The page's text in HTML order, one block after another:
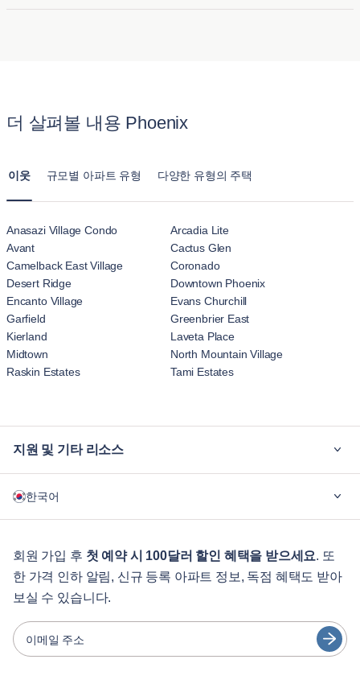
피닉스의 이러한 동네는 다양한 라이프스타일과 편의 시설을
할 수 있습니다.
한 기타 편의시설 근처에 위치한 숙소가 많아 반려동물과 함께
느낌보다는 집과 같은 느낌을 줍니다.
더 살펴볼 내용 Phoenix
이웃 규모별 아파트 유형 다양한 유형의 주택
Anasazi Village Condo
Arcadia Lite
Avant
Cactus Glen
Camelback East Village
Coronado
Desert Ridge
Downtown Phoenix
Encanto Village
Evans Churchill
Garfield
Greenbrier East
Kierland
Laveta Place
Midtown
North Mountain Village
Raskin Estates
Tami Estates
지원 및 기타 리소스
기업용
게스트 서비스
도시 가이드
파트너
가구 렌탈 사업자
한국어
English
Português
Español
회원 가입 후 첫 예약 시 100달러 할인 혜택을 받으세요. 또
한 가격 인하 알림, 신규 등록 아파트 정보, 독점 혜택도 받아
보실 수 있습니다.
이메일 주소